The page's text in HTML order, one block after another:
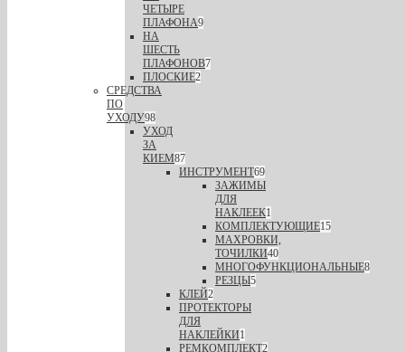
ЧЕТЫРЕ
ПЛАФОНА9
НА
ШЕСТЬ
ПЛАФОНОВ7
ПЛОСКИЕ2
СРЕДСТВА
ПО
УХОДУ98
УХОД
ЗА
КИЕМ87
ИНСТРУМЕНТ69
ЗАЖИМЫ
ДЛЯ
НАКЛЕЕК1
КОМПЛЕКТУЮЩИЕ15
МАХРОВКИ,
ТОЧИЛКИ40
МНОГОФУНКЦИОНАЛЬНЫЕ8
РЕЗЦЫ5
КЛЕЙ2
ПРОТЕКТОРЫ
ДЛЯ
НАКЛЕЙКИ1
РЕМКОМПЛЕКТ2